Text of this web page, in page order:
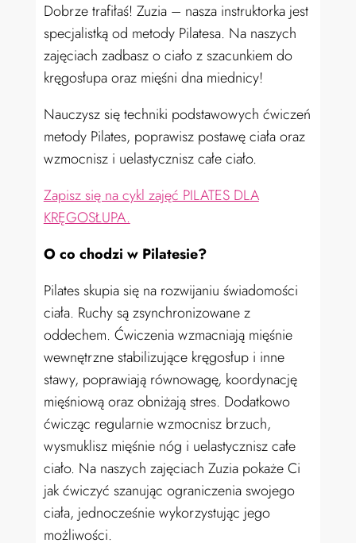
Dobrze trafiłaś! Zuzia – nasza instruktorka jest
specjalistką od metody Pilatesa. Na naszych
zajęciach zadbasz o ciało z szacunkiem do
kręgosłupa oraz mięśni dna miednicy!
Nauczysz się techniki podstawowych ćwiczeń
metody Pilates, poprawisz postawę ciała oraz
wzmocnisz i uelastycznisz całe ciało.
Zapisz się na cykl zajęć PILATES DLA
KRĘGOSŁUPA.
O co chodzi w Pilatesie?
Pilates skupia się na rozwijaniu świadomości
ciała. Ruchy są zsynchronizowane z
oddechem. Ćwiczenia wzmacniają mięśnie
wewnętrzne stabilizujące kręgosłup i inne
stawy, poprawiają równowagę, koordynację
mięśniową oraz obniżają stres. Dodatkowo
ćwicząc regularnie wzmocnisz brzuch,
wysmuklisz mięśnie nóg i uelastycznisz całe
ciało. Na naszych zajęciach Zuzia pokaże Ci
jak ćwiczyć szanując ograniczenia swojego
ciała, jednocześnie wykorzystując jego
możliwości.